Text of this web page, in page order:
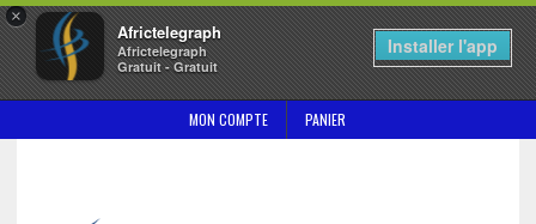
×
Africtelegraph
Africtelegraph
Gratuit - Gratuit
Installer l'app
MON COMPTE PANIER